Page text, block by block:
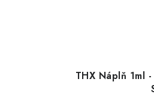
THX Náplň 1ml